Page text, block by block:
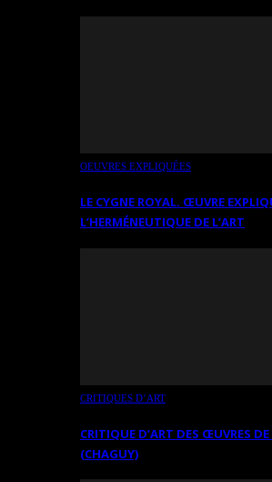
OEUVRES EXPLIQUÉES
LE CYGNE ROYAL. ŒUVRE
L’HERMÉNEUTIQUE DE L’ART
CRITIQUES D’ART
CRITIQUE D’ART DES ŒUVRES
(CHAGUY)